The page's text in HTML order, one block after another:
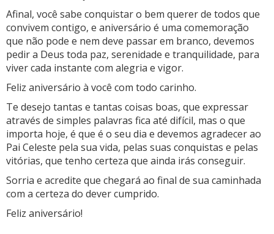
Afinal, você sabe conquistar o bem querer de todos que
convivem contigo, e aniversário é uma comemoração
que não pode e nem deve passar em branco, devemos
pedir a Deus toda paz, serenidade e tranquilidade, para
viver cada instante com alegria e vigor.
Feliz aniversário à você com todo carinho.
Te desejo tantas e tantas coisas boas, que expressar
através de simples palavras fica até difícil, mas o que
importa hoje, é que é o seu dia e devemos agradecer ao
Pai Celeste pela sua vida, pelas suas conquistas e pelas
vitórias, que tenho certeza que ainda irás conseguir.
Sorria e acredite que chegará ao final de sua caminhada
com a certeza do dever cumprido.
Feliz aniversário!